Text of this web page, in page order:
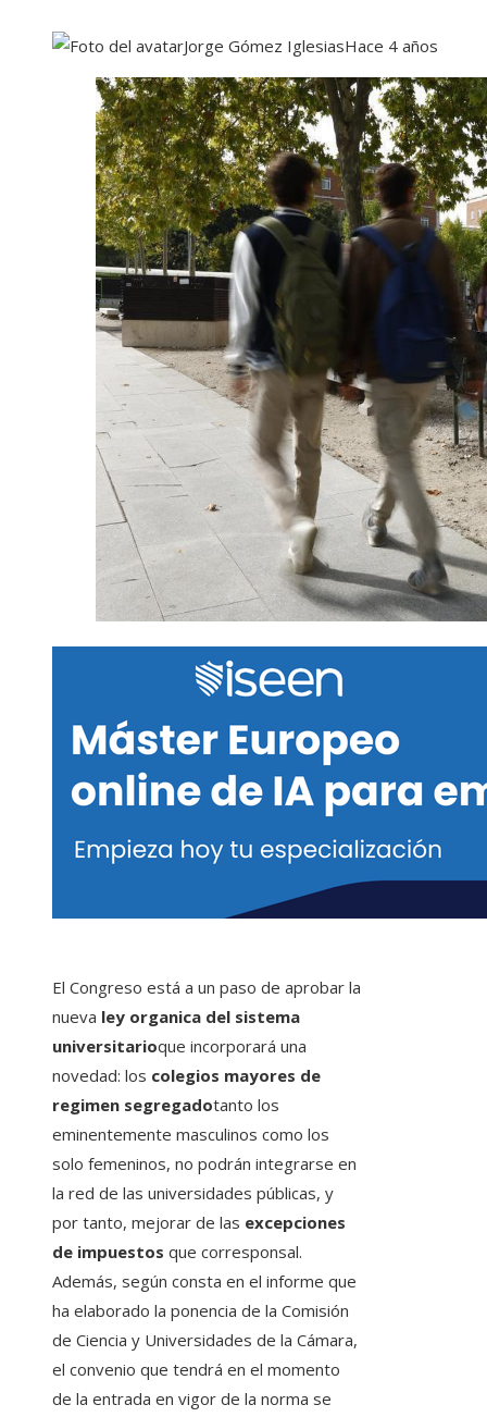
Jorge Gómez IglesiasHace 4 años
El Congreso está a un paso de aprobar la
nueva ley organica del sistema
universitarioque incorporará una
novedad: los colegios mayores de
regimen segregadotanto los
eminentemente masculinos como los
solo femeninos, no podrán integrarse en
la red de las universidades públicas, y
por tanto, mejorar de las excepciones
de impuestos que corresponsal.
Además, según consta en el informe que
ha elaborado la ponencia de la Comisión
de Ciencia y Universidades de la Cámara,
el convenio que tendrá en el momento
de la entrada en vigor de la norma se